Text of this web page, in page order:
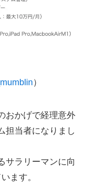
）
おかげで経理意外
担当者になりまし
サラリーマンに向
ます。